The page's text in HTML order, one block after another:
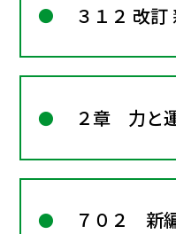
３１２ 改
２章 力と
７０２ 新